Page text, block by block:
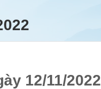
12/11/2022